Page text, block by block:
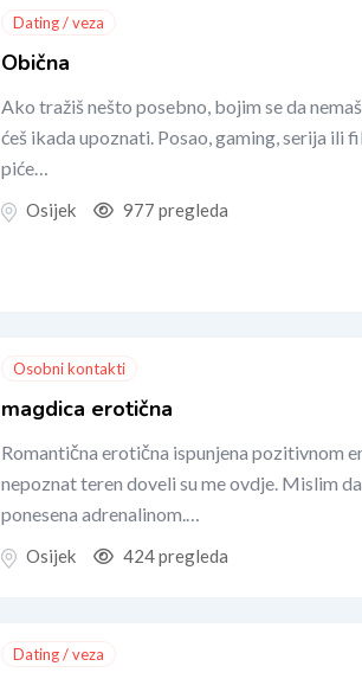
Dating / veza
Obična
Ako tražiš nešto posebno, bojim se da
ćeš ikada upoznati. Posao, gaming, serija ili
piće…
Osijek 977 pregleda
Osobni kontakti
magdica erotična
Romantična erotična ispunjena pozitivnom
nepoznat teren doveli su me ovdje. Mislim
ponesena adrenalinom.…
Osijek 424 pregleda
Dating / veza